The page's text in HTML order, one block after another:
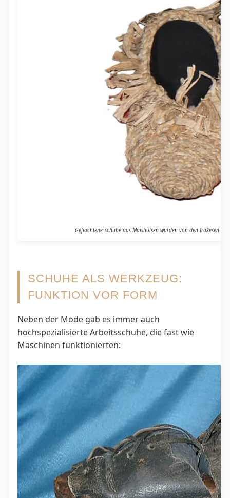
Geflochtene Schuhe aus Maishülsen wurden von den Irokesen
SCHUHE ALS WERKZEUG:
FUNKTION VOR FORM
Neben der Mode gab es immer auch
hochspezialisierte Arbeitsschuhe, die fast wie
Maschinen funktionierten: